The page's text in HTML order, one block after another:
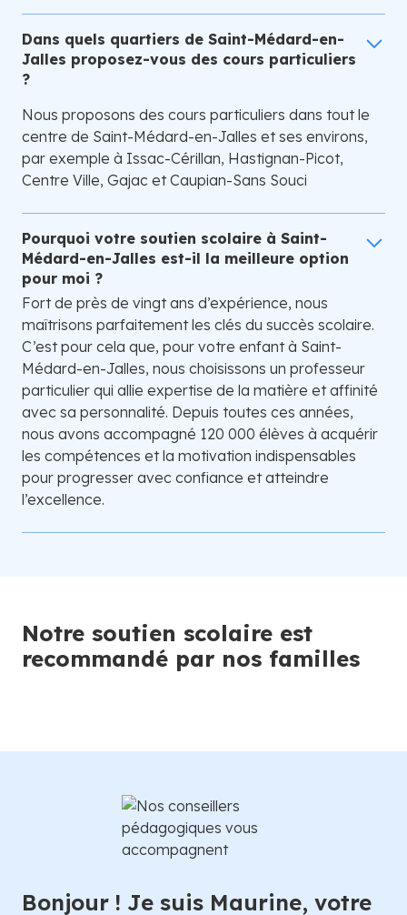
Dans quels quartiers de Saint-Médard-en-
Jalles proposez-vous des cours particuliers
?
Nous proposons des cours particuliers dans tout le
centre de Saint-Médard-en-Jalles et ses environs,
par exemple à Issac-Cérillan, Hastignan-Picot,
Centre Ville, Gajac et Caupian-Sans Souci
Pourquoi votre soutien scolaire à Saint-
Médard-en-Jalles est-il la meilleure option
pour moi ?
Fort de près de vingt ans d’expérience, nous
maîtrisons parfaitement les clés du succès scolaire.
C’est pour cela que, pour votre enfant à Saint-
Médard-en-Jalles, nous choisissons un professeur
particulier qui allie expertise de la matière et affinité
avec sa personnalité. Depuis toutes ces années,
nous avons accompagné 120 000 élèves à acquérir
les compétences et la motivation indispensables
pour progresser avec confiance et atteindre
l’excellence.
Notre soutien scolaire est
recommandé par nos familles
Bonjour ! Je suis Maurine, votre